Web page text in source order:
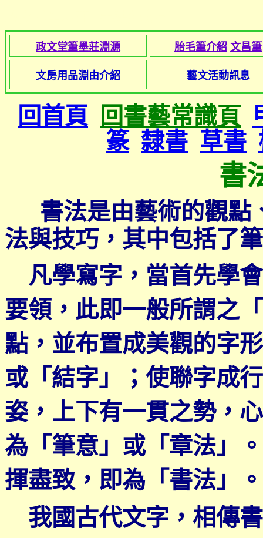
政文堂筆墨莊淵源 胎毛筆介紹 文昌筆
文房用品淵由介紹 藝文活動訊息
回首頁 回書藝常識頁
篆 隸書 草書
書
書法是由藝術的觀點
法與技巧，其中包括了
凡學寫字，當首先學
要領，此即一般所謂之
點，並布置成美觀的字
或「結字」；使聯字成
姿，上下有一貫之勢，
為「筆意」或「章法」
揮盡致，即為「書法」。
我國古代文字，相傳